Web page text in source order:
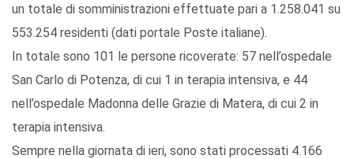
un totale di somministrazioni effettuate pari a 1.258.041 su
553.254 residenti (dati portale Poste italiane).
In totale sono 101 le persone ricoverate: 57 nell’ospedale
San Carlo di Potenza, di cui 1 in terapia intensiva, e 44
nell’ospedale Madonna delle Grazie di Matera, di cui 2 in
terapia intensiva.
Sempre nella giornata di ieri, sono stati processati 4.166